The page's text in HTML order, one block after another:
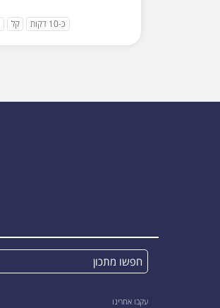
כ-10 דקות קל
עקבו אחרינו